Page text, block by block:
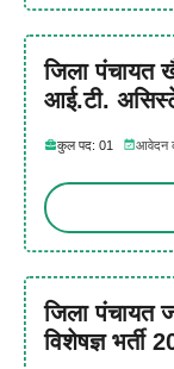
जिला पंचायत
आई.टी.
कुल पद: 01 आवेदन
जिला पंचायत
विशेषज्ञ भर्ती